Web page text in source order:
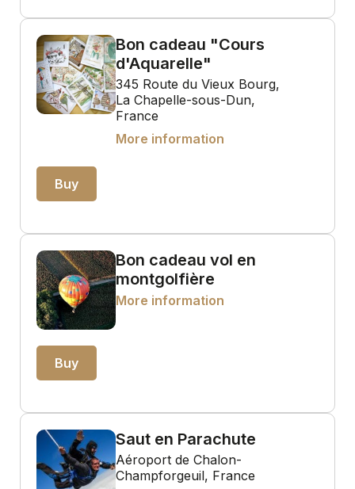
Bon cadeau "Cours
d'Aquarelle"
345 Route du Vieux Bourg,
La Chapelle-sous-Dun,
France
More information
Buy
Bon cadeau vol en
montgolfière
More information
Buy
Saut en Parachute
Aéroport de Chalon-
Champforgeuil, France